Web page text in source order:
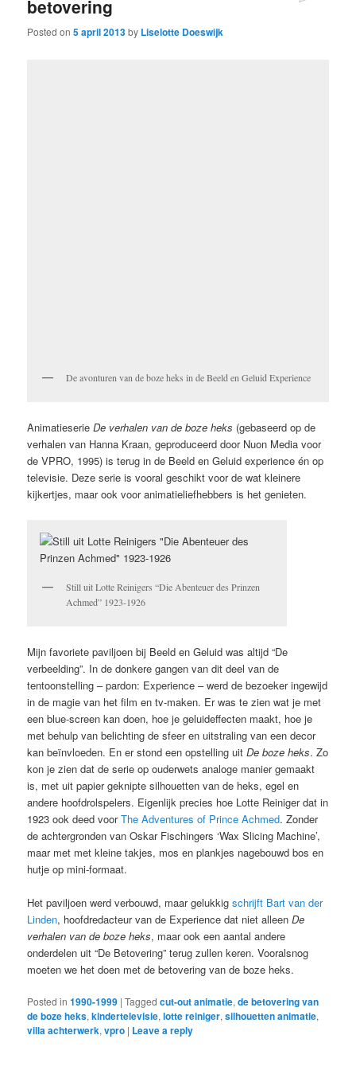
betovering
Posted on5 april 2013by Liselotte Doeswijk
De avonturen van de boze heks in de Beeld en Geluid Experience
AnimatieserieDe verhalen van de boze heks (gebaseerd op de
verhalen van Hanna Kraan, geproduceerd door Nuon Media voor
de VPRO, 1995) is terug in de Beeld en Geluid experience én op
televisie. Deze serie is vooral geschikt voor de wat kleinere
kijkertjes, maar ook voor animatieliefhebbers is het genieten.
Still uit Lotte Reinigers “Die Abenteuer des Prinzen
Achmed” 1923-1926
Mijn favoriete paviljoen bij Beeld en Geluid was altijd “De
verbeelding”. In de donkere gangen van dit deel van de
tentoonstelling – pardon: Experience – werd de bezoeker ingewijd
in de magie van het film en tv-maken. Er was te zien wat je met
een blue-screen kan doen, hoe je geluideffecten maakt, hoe je
met behulp van belichting de sfeer en uitstraling van een decor
kan beïnvloeden. En er stond een opstelling uitDe boze heks. Zo
kon je zien dat de serie op ouderwets analoge manier gemaakt
is, met uit papier geknipte silhouetten van de heks, egel en
andere hoofdrolspelers. Eigenlijk precies hoe Lotte Reiniger dat in
1923 ook deed voorThe Adventures of Prince Achmed. Zonder
de achtergronden van Oskar Fischingers ‘Wax Slicing Machine’,
maar met met kleine takjes, mos en plankjes nagebouwd bos en
hutje op mini-formaat.
Het paviljoen werd verbouwd, maar gelukkigschrijft Bart van der
Linden, hoofdredacteur van de Experience dat niet alleenDe
verhalen van de boze heks, maar ook een aantal andere
onderdelen uit “De Betovering” terug zullen keren. Vooralsnog
moeten we het doen met de betovering van de boze heks.
Posted in 1990-1999 |Tagged cut-out animatie,de betovering van
de boze heks,kindertelevisie,lotte reiniger,silhouetten animatie,
villa achterwerk,vpro | Leave a reply